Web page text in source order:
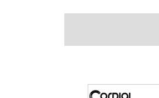
Stromverbrauch (mA)
inkl. Netzteil
Höhe (mm)